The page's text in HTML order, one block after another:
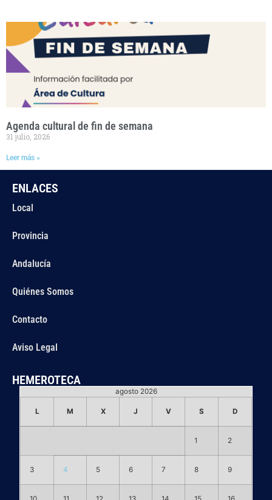
Agenda cultural de fin de semana
31 julio, 2026
Leer más »
ENLACES
Local
Provincia
Andalucía
Quiénes Somos
Contacto
Aviso Legal
HEMEROTECA
agosto 2026
L M X J V S D
1 2
3 4 5 6 7 8 9